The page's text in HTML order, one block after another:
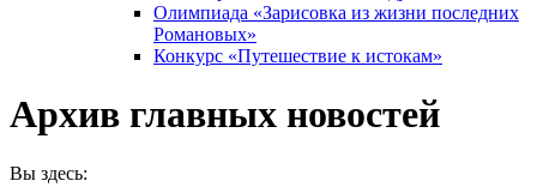
Олимпиада «Зарисовка из жизни последних
Романовых»
Конкурс «Путешествие к истокам»
Архив главных новостей
Вы здесь: